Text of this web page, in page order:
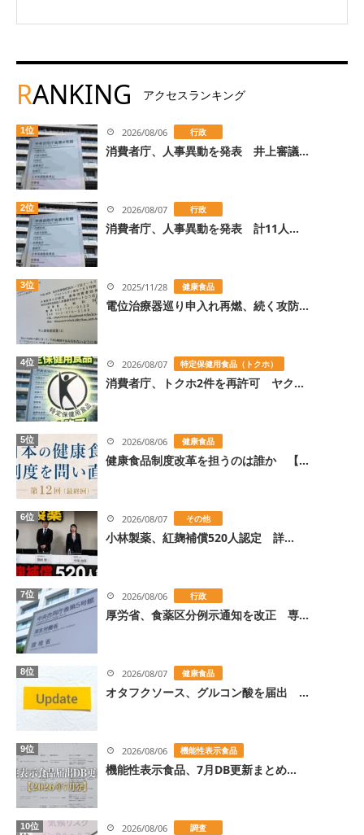
RANKING アクセスランキング
1位 2026/08/06 行政
消費者庁、人事異動を発表 井上審議...
2位 2026/08/07 行政
消費者庁、人事異動を発表 計11人...
3位 2025/11/28 健康食品
電位治療器巡り申入れ再燃、続く攻防...
4位 2026/08/07 特定保健用食品（トクホ）
消費者庁、トクホ2件を再許可 ヤク...
5位 2026/08/06 健康食品
健康食品制度改革を担うのは誰か 【...
6位 2026/08/07 その他
小林製薬、紅麹補償520人認定 詳...
7位 2026/08/06 行政
厚労省、食薬区分例示通知を改正 専...
8位 2026/08/07 健康食品
オタフクソース、グルコン酸を届出 ...
9位 2026/08/06 機能性表示食品
機能性表示食品、7月DB更新まとめ...
10位 2026/08/06 調査